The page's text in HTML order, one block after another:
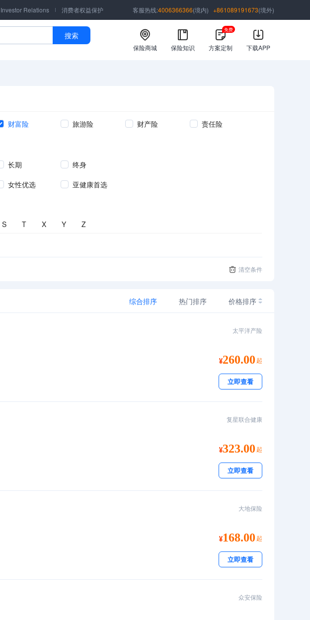
Relations 消费者权益保护 客服热线:4006366366(境内) +861089191673(境外)
搜索
保险商城 保险知识 方案定制
免费
下载APP
财富险 旅游险 财产险
责任险
长期
终身
女性优选
亚健康首选
S T X Y Z
清空条件
综合排序 热门排序 价格排序
260.00 起
立即查看
太平洋产险
323.00 起
立即查看
复星联合健康
168.00 起
立即查看
大地保险
众安保险